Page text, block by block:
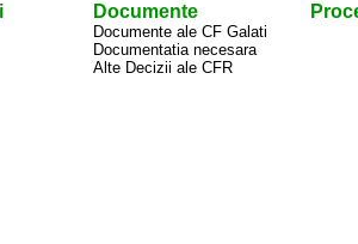
Documente
Documente ale CF Galati
Documentatia necesara
Alte Decizii ale CFR